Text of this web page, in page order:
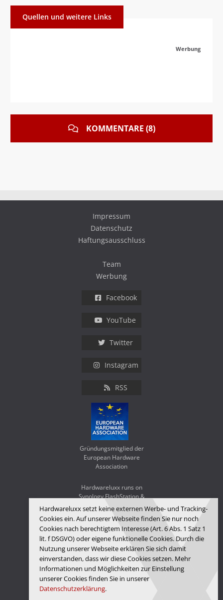
Quellen und weitere Links
Werbung
KOMMENTARE (8)
Hardwareluxx setzt keine externen Werbe- und Tracking-
Cookies ein. Auf unserer Webseite finden Sie nur noch
Cookies nach berechtigtem Interesse (Art. 6 Abs. 1 Satz 1
lit. f DSGVO) oder eigene funktionelle Cookies. Durch die
Nutzung unserer Webseite erklären Sie sich damit
einverstanden, dass wir diese Cookies setzen. Mehr
Informationen und Möglichkeiten zur Einstellung
unserer Cookies finden Sie in unserer
Datenschutzerklärung.
Impressum
Datenschutz
Haftungsausschluss
Team
Werbung
Facebook
YouTube
Twitter
Instagram
RSS
Gründungsmitglied der
European Hardware
Association
Hardwareluxx runs on
Synology FlashStation &
WD Red SA500